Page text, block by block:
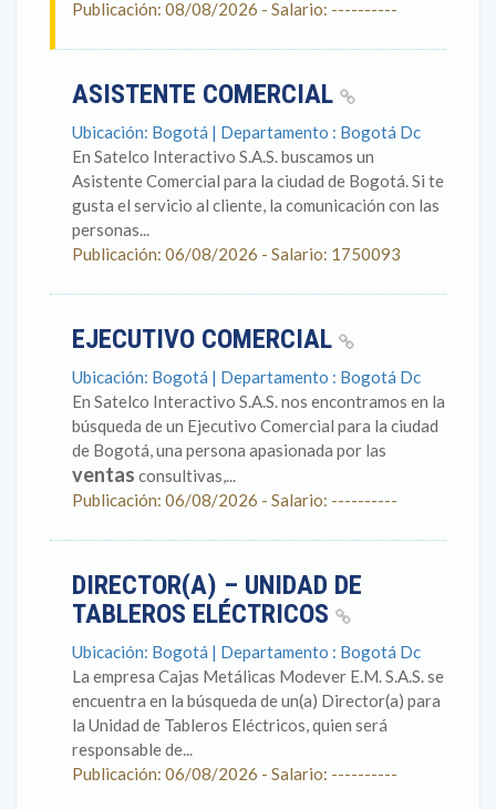
Publicación: 08/08/2026 - Salario: ----------
ASISTENTE COMERCIAL
Ubicación: Bogotá | Departamento : Bogotá Dc
En Satelco Interactivo S.A.S. buscamos un
Asistente Comercial para la ciudad de Bogotá. Si te
gusta el servicio al cliente, la comunicación con las
personas...
Publicación: 06/08/2026 - Salario: 1750093
EJECUTIVO COMERCIAL
Ubicación: Bogotá | Departamento : Bogotá Dc
En Satelco Interactivo S.A.S. nos encontramos en la
búsqueda de un Ejecutivo Comercial para la ciudad
de Bogotá, una persona apasionada por las
ventas consultivas,...
Publicación: 06/08/2026 - Salario: ----------
DIRECTOR(A) – UNIDAD DE
TABLEROS ELÉCTRICOS
Ubicación: Bogotá | Departamento : Bogotá Dc
La empresa Cajas Metálicas Modever E.M. S.A.S. se
encuentra en la búsqueda de un(a) Director(a) para
la Unidad de Tableros Eléctricos, quien será
responsable de...
Publicación: 06/08/2026 - Salario: ----------